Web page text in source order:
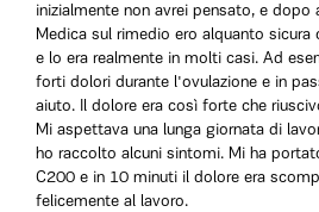
inizialmente non avrei pensato, e dopo
Medica sul rimedio ero alquanto
e lo era realmente in molti casi. Ad
forti dolori durante l'ovulazione e in
aiuto. Il dolore era così forte che
Mi aspettava una lunga giornata di
ho raccolto alcuni sintomi. Mi ha
C200 e in 10 minuti il dolore era
felicemente al lavoro.